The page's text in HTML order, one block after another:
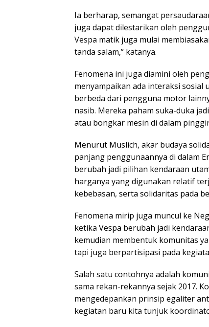
Ia berharap, semangat
juga dapat dilestarikan oleh
Vespa matik juga mulai
tanda salam,” katanya.
Fenomena ini juga diamini oleh
menyampaikan ada interaksi sosial
berbeda dari pengguna motor
nasib. Mereka paham suka-duka
atau bongkar mesin di dalam
Menurut Muslich, akar budaya
panjang penggunaannya di dalam
berubah jadi pilihan kendaraan
harganya yang digunakan relatif
kebebasan, serta solidaritas pada
Fenomena mirip juga muncul ke
ketika Vespa berubah jadi
kemudian membentuk komunitas
tapi juga berpartisipasi pada
Salah satu contohnya adalah
sama rekan-rekannya sejak 2017.
mengedepankan prinsip egaliter
kegiatan baru kita tunjuk